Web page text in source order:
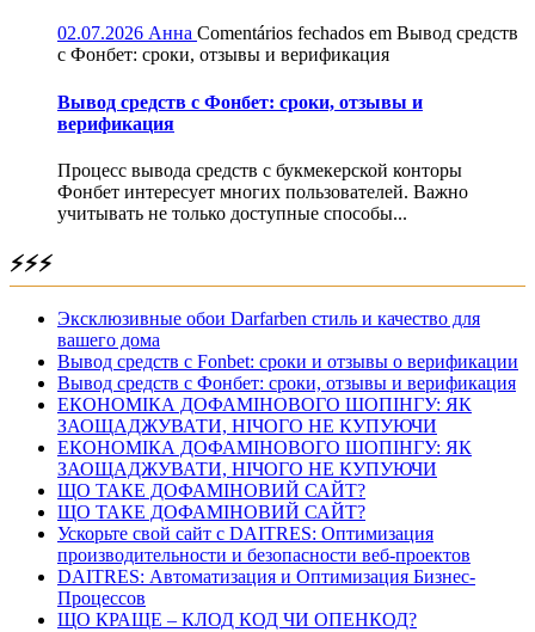
02.07.2026 Анна Comentários fechados em Вывод средств
с Фонбет: сроки, отзывы и верификация
Вывод средств с Фонбет: сроки, отзывы и
верификация
Процесс вывода средств с букмекерской конторы
Фонбет интересует многих пользователей. Важно
учитывать не только доступные способы...
⚡⚡⚡
Эксклюзивные обои Darfarben стиль и качество для
вашего дома
Вывод средств с Fonbet: сроки и отзывы о верификации
Вывод средств с Фонбет: сроки, отзывы и верификация
ЕКОНОМІКА ДОФАМІНОВОГО ШОПІНГУ: ЯК
ЗАОЩАДЖУВАТИ, НІЧОГО НЕ КУПУЮЧИ
ЕКОНОМІКА ДОФАМІНОВОГО ШОПІНГУ: ЯК
ЗАОЩАДЖУВАТИ, НІЧОГО НЕ КУПУЮЧИ
ЩО ТАКЕ ДОФАМІНОВИЙ САЙТ?
ЩО ТАКЕ ДОФАМІНОВИЙ САЙТ?
Ускорьте свой сайт с DAITRES: Оптимизация
производительности и безопасности веб-проектов
DAITRES: Автоматизация и Оптимизация Бизнес-
Процессов
ЩО КРАЩЕ – КЛОД КОД ЧИ ОПЕНКОД?